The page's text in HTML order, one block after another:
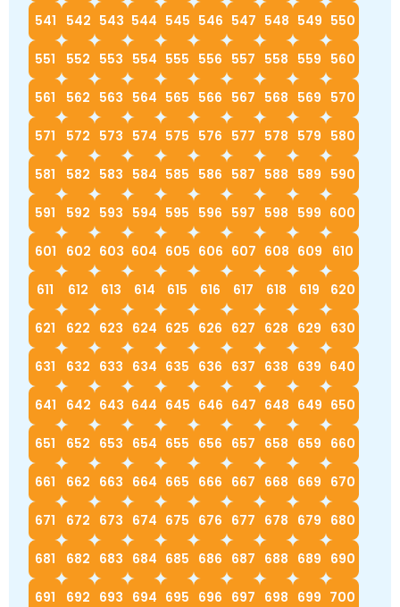
541 542 543 544 545 546 547 548 549 550
551 552 553 554 555 556 557 558 559 560
561 562 563 564 565 566 567 568 569 570
571 572 573 574 575 576 577 578 579 580
581 582 583 584 585 586 587 588 589 590
591 592 593 594 595 596 597 598 599 600
601 602 603 604 605 606 607 608 609 610
611 612 613 614 615 616 617 618 619 620
621 622 623 624 625 626 627 628 629 630
631 632 633 634 635 636 637 638 639 640
641 642 643 644 645 646 647 648 649 650
651 652 653 654 655 656 657 658 659 660
661 662 663 664 665 666 667 668 669 670
671 672 673 674 675 676 677 678 679 680
681 682 683 684 685 686 687 688 689 690
691 692 693 694 695 696 697 698 699 700